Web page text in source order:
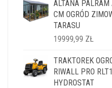
ALTANA
CM OGRÓD
TARASU
19999,99 ZŁ
TRAKTOREK
RIWALL PRO
HYDROSTAT